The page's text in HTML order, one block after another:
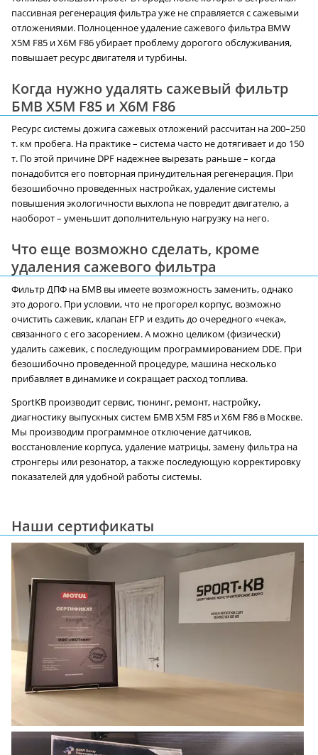
пассивная регенерация фильтра уже не справляется с сажевыми
отложениями. Полноценное удаление сажевого фильтра BMW
X5M F85 и X6M F86 убирает проблему дорогого обслуживания,
повышает ресурс двигателя и турбины.
Когда нужно удалять сажевый фильтр
БМВ X5M F85 и X6M F86
Ресурс системы дожига сажевых отложений рассчитан на 200–250
т. км пробега. На практике – система часто не дотягивает и до 150
т. По этой причине DPF надежнее вырезать раньше – когда
понадобится его повторная принудительная регенерация. При
безошибочно проведенных настройках, удаление системы
повышения экологичности выхлопа не повредит двигателю, а
наоборот – уменьшит дополнительную нагрузку на него.
Что еще возможно сделать, кроме
удаления сажевого фильтра
Фильтр ДПФ на БМВ вы имеете возможность заменить, однако
это дорого. При условии, что не прогорел корпус, возможно
очистить сажевик, клапан ЕГР и ездить до очередного «чека»,
связанного с его засорением. А можно целиком (физически)
удалить сажевик, с последующим программированием DDE. При
безошибочно проведенной процедуре, машина несколько
прибавляет в динамике и сокращает расход топлива.
SportKB производит сервис, тюнинг, ремонт, настройку,
диагностику выпускных систем БМВ X5M F85 и X6M F86 в Москве.
Мы производим программное отключение датчиков,
восстановление корпуса, удаление матрицы, замену фильтра на
стронгеры или резонатор, а также последующую корректировку
показателей для удобной работы системы.
Наши сертификаты